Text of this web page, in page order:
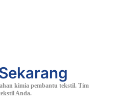
kimia pembantu tekstil. Tim
Anda.